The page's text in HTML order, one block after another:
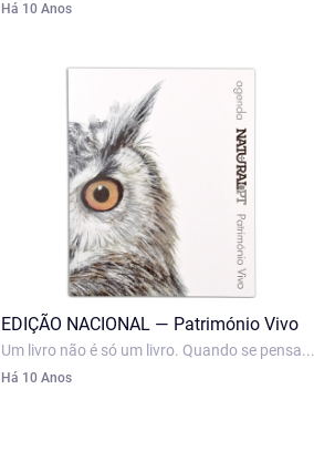
Há 10 Anos
EDIÇÃO NACIONAL — Património Vivo
Um livro não é só um livro. Quando se pensa...
Há 10 Anos